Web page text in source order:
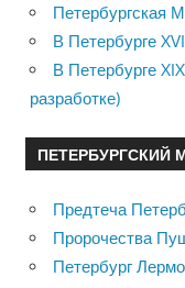
Петербургская
В Петербурге
В Петербурге
разработке)
ПЕТЕРБУРГСКИЙ
Предтеча
Пророчества
Петербург